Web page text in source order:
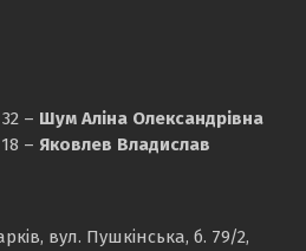
– Шум Аліна Олександрівна
– Яковлев Владислав
вул. Пушкінська, б. 79/2,